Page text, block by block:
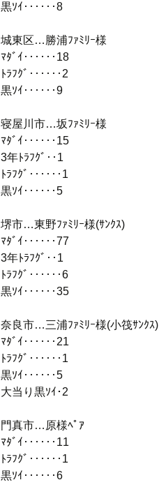
黒ｿｲ‥‥‥8
城東区…勝浦ﾌｧﾐﾘｰ様
ﾏﾀﾞｲ‥‥‥18
ﾄﾗﾌｸﾞ‥‥‥2
黒ｿｲ‥‥‥9
寝屋川市…坂ﾌｧﾐﾘｰ様
ﾏﾀﾞｲ‥‥‥15
3年ﾄﾗﾌｸﾞ‥1
ﾄﾗﾌｸﾞ‥‥‥1
黒ｿｲ‥‥‥5
堺市…東野ﾌｧﾐﾘｰ様(ｻﾝｸｽ)
ﾏﾀﾞｲ‥‥‥77
3年ﾄﾗﾌｸﾞ‥1
ﾄﾗﾌｸﾞ‥‥‥6
黒ｿｲ‥‥‥35
奈良市…三浦ﾌｧﾐﾘｰ様(小筏ｻﾝｸｽ)
ﾏﾀﾞｲ‥‥‥21
ﾄﾗﾌｸﾞ‥‥‥1
黒ｿｲ‥‥‥5
大当り黒ｿｲ･2
門真市…原様ﾍﾟｱ
ﾏﾀﾞｲ‥‥‥11
ﾄﾗﾌｸﾞ‥‥‥1
黒ｿｲ‥‥‥6